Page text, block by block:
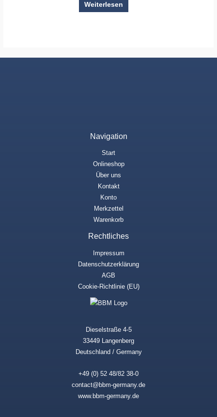
Weiterlesen
Navigation
Start
Onlineshop
Über uns
Kontakt
Konto
Merkzettel
Warenkorb
Rechtliches
Impressum
Datenschutzerklärung
AGB
Cookie-Richtlinie (EU)
Dieselstraße 4-5
33449 Langenberg
Deutschland / Germany
+49 (0) 52 48/82 38-0
contact@bbm-germany.de
www.bbm-germany.de